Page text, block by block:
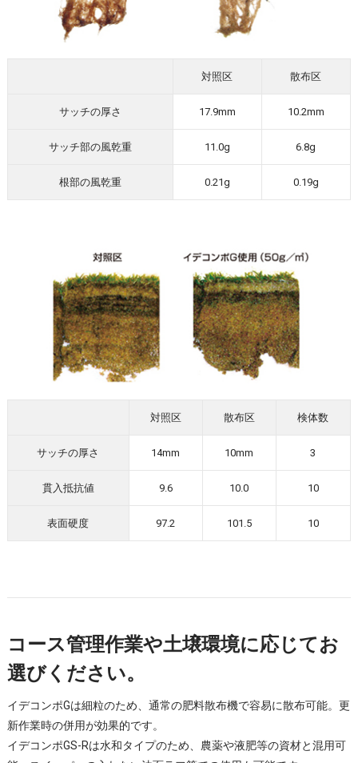
対照区 散布区
サッチの厚さ 17.9mm 10.2mm
サッチ部の風乾重 11.0g 6.8g
根部の風乾重 0.21g 0.19g
対照区 散布区 検体数
サッチの厚さ 14mm 10mm 3
貫入抵抗値 9.6 10.0 10
表面硬度 97.2 101.5 10
コース管理作業や土壌環境に応じてお
選びください。
イデコンポGは細粒のため、通常の肥料散布機で容易に散布可能。更
新作業時の併用が効果的です。
イデコンポGS-Rは水和タイプのため、農薬や液肥等の資材と混用可